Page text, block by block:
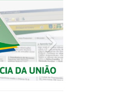
Next